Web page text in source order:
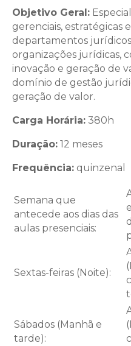
Objetivo Geral:
gerenciais, estratégicas
departamentos
organizações jurídicas,
inovação e geração de
domínio de gestão
geração de valor.
Carga Horária: 380h
Duração: 12 meses
Frequência: quinzenal
Semana que
antecede aos dias das
aulas presenciais:
Sextas-feiras (Noite):
Sábados (Manhã e
tarde):